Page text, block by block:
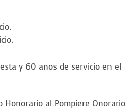
y 60 anos de servicio en el
al Pompiere Onorario